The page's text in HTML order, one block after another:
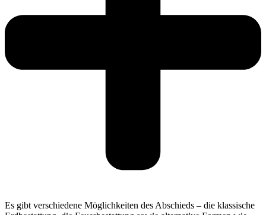
Es gibt verschiedene Möglichkeiten des Abschieds – die klassische